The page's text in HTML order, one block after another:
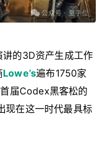
讲的3D资产生成工作
Lowe’s遍布1750家
首届Codex黑客松的
在这一时代最具标